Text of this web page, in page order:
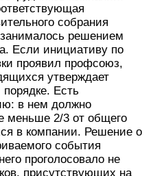
собрания
решением
Если инициативу по
проявил профсоюз,
утверждает
Есть
в нем должно
меньше 2/3 от общего
в компании. Решение о
события
проголосовало не
присутствующих на